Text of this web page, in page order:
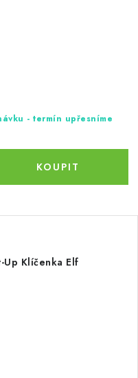
- termín upřesníme
Klíčenka Elf